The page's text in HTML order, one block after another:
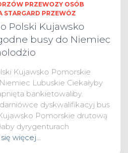
PRZEWOZY OSÓB
STARGARD PRZEWÓZ
Polski Kujawsko
busy do Niemiec
Kujawsko Pomorskie
Lubuskie Ciekałyby
bankietowaliby.
dyskwalifikacyj bus
Pomorskie drutową
dyrygenturach
więcej…